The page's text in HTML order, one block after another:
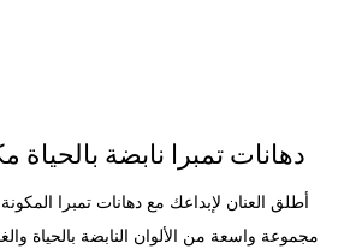
مجموعة واسعة من الألوان النابضة بالحياة